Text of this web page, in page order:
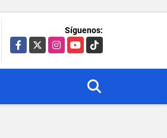
Síguenos:
Facebook
X InstagramYouTubeTikTok